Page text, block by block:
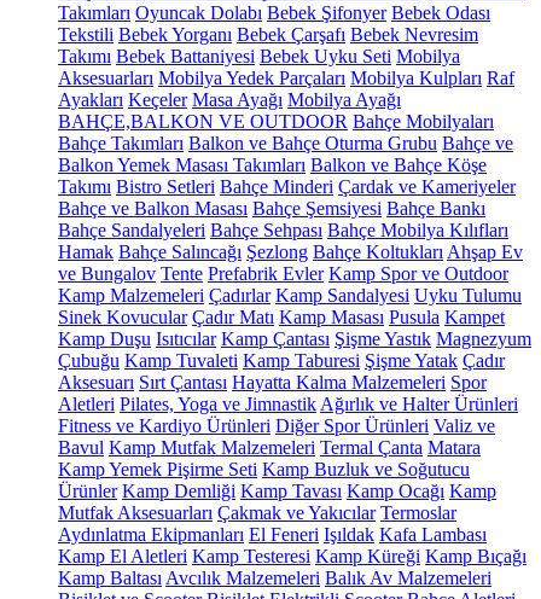
Takımları Oyuncak Dolabı Bebek Şifonyer Bebek Odası
Tekstili Bebek Yorganı Bebek Çarşafı Bebek Nevresim
Takımı Bebek Battaniyesi Bebek Uyku Seti Mobilya
Aksesuarları Mobilya Yedek Parçaları Mobilya Kulpları Raf
Ayakları Keçeler Masa Ayağı Mobilya Ayağı
BAHÇE,BALKON VE OUTDOOR Bahçe Mobilyaları
Bahçe Takımları Balkon ve Bahçe Oturma Grubu Bahçe ve
Balkon Yemek Masası Takımları Balkon ve Bahçe Köşe
Takımı Bistro Setleri Bahçe Minderi Çardak ve Kameriyeler
Bahçe ve Balkon Masası Bahçe Şemsiyesi Bahçe Bankı
Bahçe Sandalyeleri Bahçe Sehpası Bahçe Mobilya Kılıfları
Hamak Bahçe Salıncağı Şezlong Bahçe Koltukları Ahşap Ev
ve Bungalov Tente Prefabrik Evler Kamp Spor ve Outdoor
Kamp Malzemeleri Çadırlar Kamp Sandalyesi Uyku Tulumu
Sinek Kovucular Çadır Matı Kamp Masası Pusula Kampet
Kamp Duşu Isıtıcılar Kamp Çantası Şişme Yastık Magnezyum
Çubuğu Kamp Tuvaleti Kamp Taburesi Şişme Yatak Çadır
Aksesuarı Sırt Çantası Hayatta Kalma Malzemeleri Spor
Aletleri Pilates, Yoga ve Jimnastik Ağırlık ve Halter Ürünleri
Fitness ve Kardiyo Ürünleri Diğer Spor Ürünleri Valiz ve
Bavul Kamp Mutfak Malzemeleri Termal Çanta Matara
Kamp Yemek Pişirme Seti Kamp Buzluk ve Soğutucu
Ürünler Kamp Demliği Kamp Tavası Kamp Ocağı Kamp
Mutfak Aksesuarları Çakmak ve Yakıcılar Termoslar
Aydınlatma Ekipmanları El Feneri Işıldak Kafa Lambası
Kamp El Aletleri Kamp Testeresi Kamp Küreği Kamp Bıçağı
Kamp Baltası Avcılık Malzemeleri Balık Av Malzemeleri